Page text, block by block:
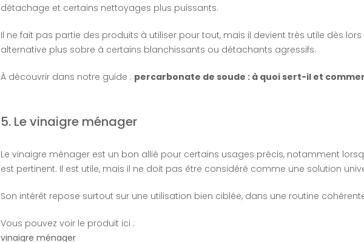
détachage et certains nettoyages plus puissants.
Il ne fait pas partie des produits à utiliser pour tout, mais il devient très utile dès lors
alternative plus sobre à certains blanchissants ou détachants agressifs.
À découvrir dans notre guide : percarbonate de soude : à quoi sert-il et
5. Le vinaigre ménager
Le vinaigre ménager est un bon allié pour certains usages précis, notamment
est pertinent. Il est utile, mais il ne doit pas être considéré comme une solution
Son intérêt repose surtout sur une utilisation bien ciblée, dans une routine
Vous pouvez voir le produit ici :
vinaigre ménager